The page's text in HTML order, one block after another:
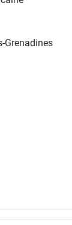
Grenadines